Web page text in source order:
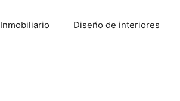
Inmobiliario Diseño de interiores